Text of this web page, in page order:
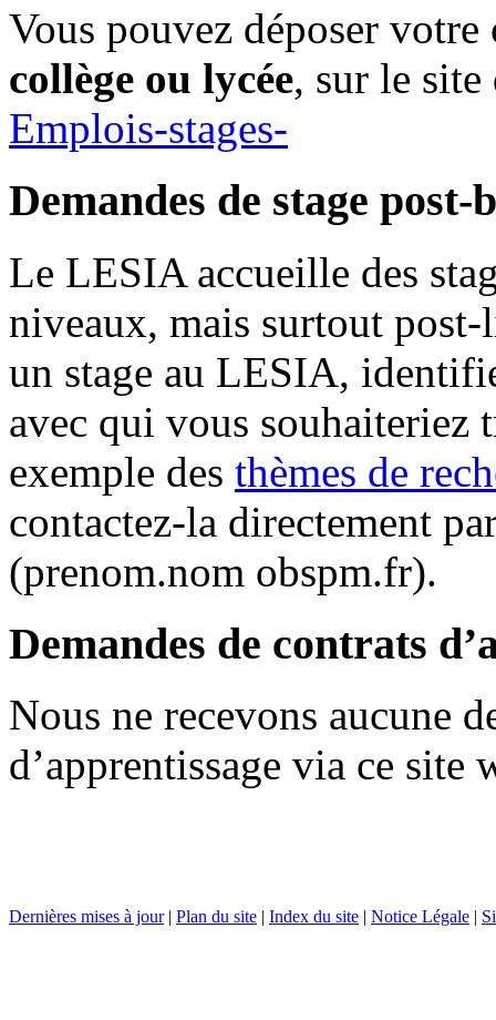
Vous pouvez déposer
collège ou lycée, sur le
Emplois-stages-
Demandes de stage post-
Le LESIA accueille des
niveaux, mais surtout
un stage au LESIA,
avec qui vous
exemple des thèmes de
contactez-la directement
(prenom.nom obspm.fr).
Demandes de contrats
Nous ne recevons aucune
d’apprentissage via ce site
Dernières mises à jour| Plan du site | Index du site | Notice Légale |